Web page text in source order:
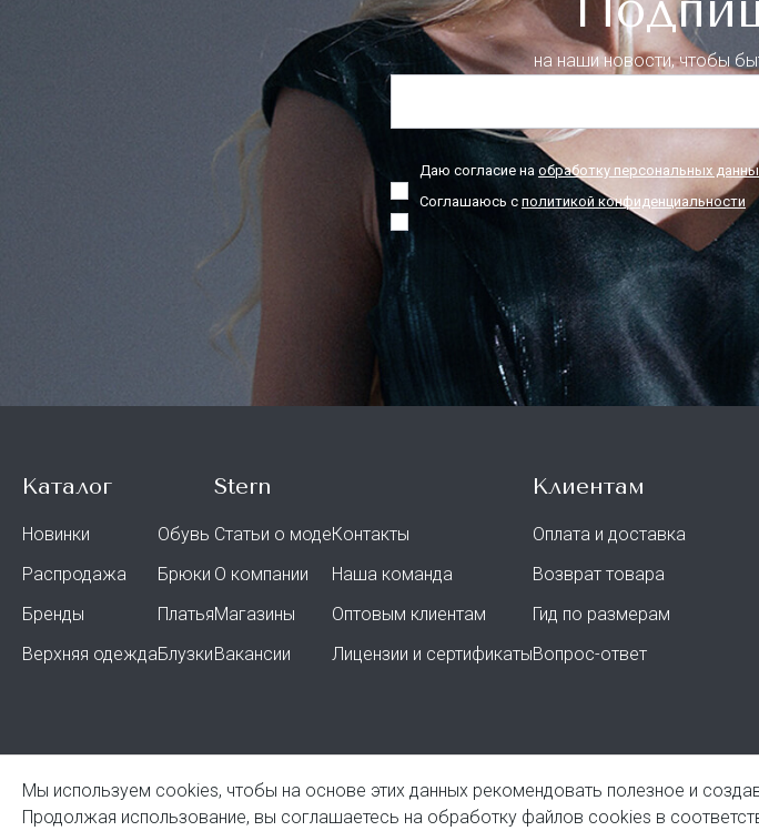
на наши новости, чтобы
Даю согласие на обработку персональных
Соглашаюсь с политикой конфиденциальности
Каталог
Новинки
Распродажа
Бренды
Верхняя одежда
Обувь
Брюки
Платья
Блузки
Stern
Статьи о моде
О компании
Магазины
Вакансии
Контакты
Наша команда
Оптовым клиентам
Лицензии и сертификаты
Клиентам
Оплата и доставка
Возврат товара
Гид по размерам
Вопрос-ответ
© Stern 2026 Политика конфиденциальностиПолитика
Мы используем cookies, чтобы на основе этих данных рекомендовать полезное и
Продолжая использование, вы соглашаетесь на обработку файлов cookies в